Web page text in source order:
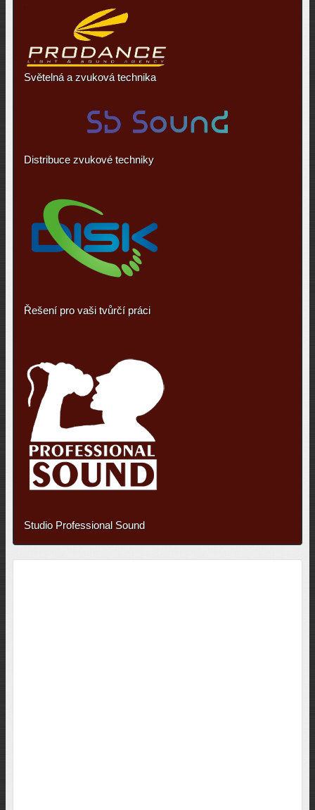
Světelná a zvuková technika
Distribuce zvukové techniky
Řešení pro vaši tvůrčí práci
Studio Professional Sound